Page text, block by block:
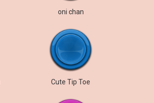
oni chan
Cute Tip Toe